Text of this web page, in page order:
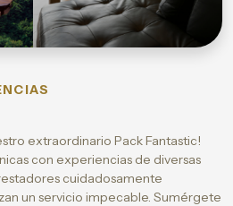
extraordinario Pack Fantastic!
con experiencias de diversas
cuidadosamente
un servicio impecable. Sumérgete